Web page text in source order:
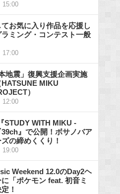
15:00
お気に入り作品を応援し
ミング・コンテスト一般
17:00
地震」復興支援企画実施
MIKU
）
12:00
STUDY WITH MIKU -
』で公開！ボサノバア
の締めくくり！
19:00
Weekend 12.0のDay2ヘ
「ポケモン feat. 初音ミ
！